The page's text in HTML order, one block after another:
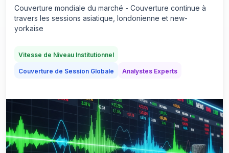
Couverture mondiale du marché - Couverture continue à
travers les sessions asiatique, londonienne et new-
yorkaise
Vitesse de Niveau Institutionnel
Couverture de Session Globale Analystes Experts